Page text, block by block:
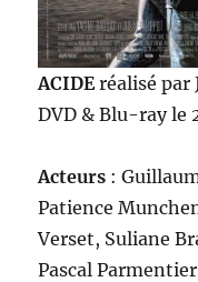
ACIDEréalisé par
DVD & Blu-ray le
Acteurs :
Patience
Verset, Suliane
Pascal